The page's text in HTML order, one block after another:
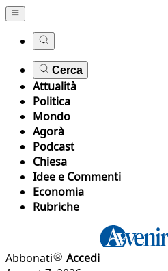
Cerca
Attualità
Politica
Mondo
Agorà
Podcast
Chiesa
Idee e Commenti
Economia
Rubriche
Abbonati
Accedi